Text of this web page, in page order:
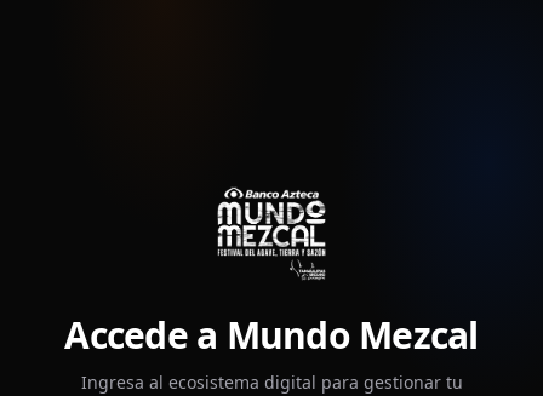
Accede a Mundo Mezcal
Ingresa al ecosistema digital para gestionar tu